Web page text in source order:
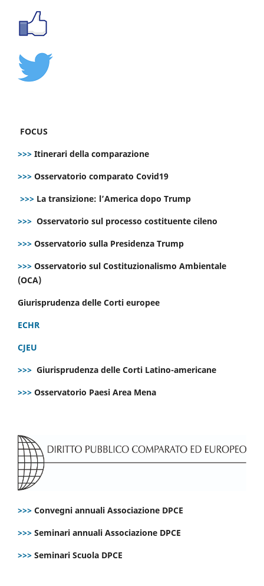
FOCUS
>>> Itinerari della comparazione
>>> Osservatorio comparato Covid19
>>> La transizione: l’America dopo Trump
>>> Osservatorio sul processo costituente cileno
>>> Osservatorio sulla Presidenza Trump
>>> Osservatorio sul Costituzionalismo Ambientale
(OCA)
Giurisprudenza delle Corti europee
ECHR
CJEU
>>> Giurisprudenza delle Corti Latino-americane
>>> Osservatorio Paesi Area Mena
>>> Convegni annuali Associazione DPCE
>>> Seminari annuali Associazione DPCE
>>> Seminari Scuola DPCE